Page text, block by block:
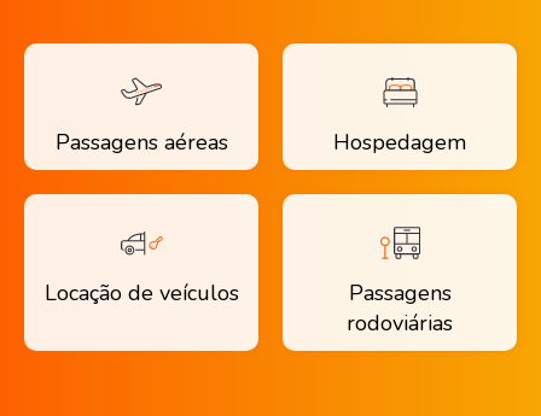
Passagens aéreas Hospedagem
Locação de veículos
Passagens
rodoviárias